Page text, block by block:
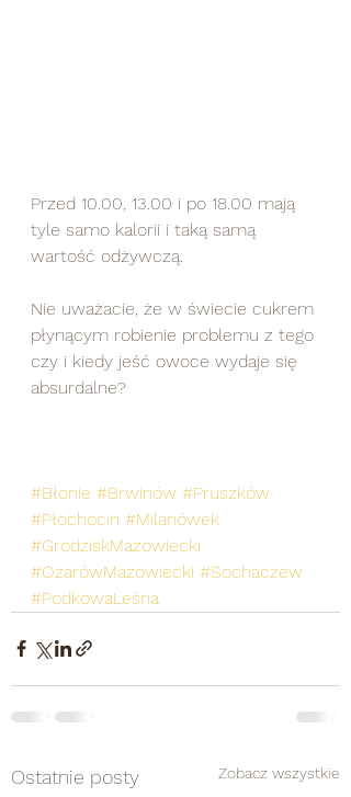
Przed 10.00, 13.00 i po 18.00 mają
tyle samo kalorii i taką samą
wartość odżywczą.
Nie uważacie, że w świecie cukrem
płynącym robienie problemu z tego
czy i kiedy jeść owoce wydaje się
absurdalne?
#Błonie #Brwinów #Pruszków
#Płochocin #Milanówek
#GrodziskMazowiecki
#OżarówMazowiecki #Sochaczew
#PodkowaLeśna
Ostatnie posty Zobacz wszystkie